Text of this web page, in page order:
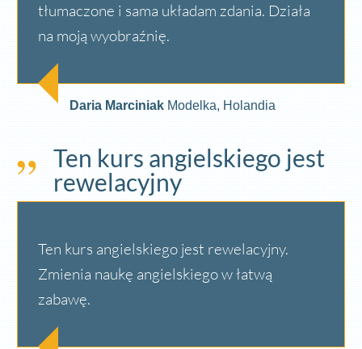
tłumaczone i sama układam zdania. Działa
na moją wyobraźnię.
Daria Marciniak Modelka, Holandia
Ten kurs angielskiego jest
rewelacyjny
Ten kurs angielskiego jest rewelacyjny.
Zmienia naukę angielskiego w łatwą
zabawę.